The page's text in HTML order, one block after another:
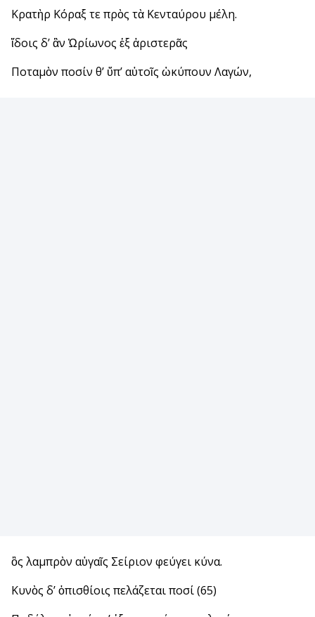
Κρατὴρ Κόραξ τε πρὸς τὰ Κενταύρου μέλη.
ἴδοις δ’ ἂν Ὠρίωνος ἐξ ἀριστερᾶς
Ποταμὸν ποσίν θ’ ὕπ’ αὐτοῖς ὠκύπουν Λαγών,
ὃς λαμπρὸν αὐγαῖς Σείριον φεύγει κύνα.
Κυνὸς δ’ ὀπισθίοις πελάζεται ποσί (65)